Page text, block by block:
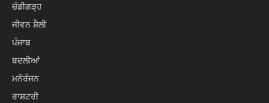
ਚੰਡੀਗੜ੍ਹ
ਜੀਵਨ ਸ਼ੈਲੀ
ਪੰਜਾਬ
ਬਦਲੀਆਂ
ਮਨੋਰੰਜਨ
ਰਾਸ਼ਟਰੀ